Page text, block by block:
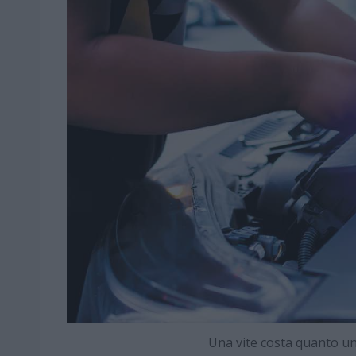
Una vite costa quanto